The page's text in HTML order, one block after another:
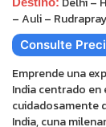
– Auli –
Consulte
Emprende una
India centrado
cuidadosamente
India, cuna